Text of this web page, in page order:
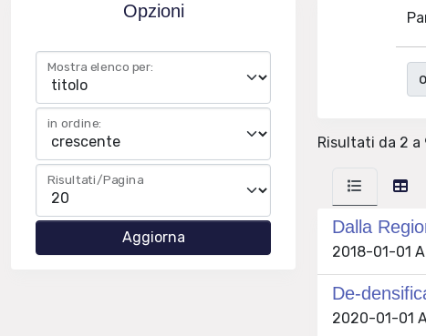
Opzioni
Mostra elenco per:
in ordine:
Risultati/Pagina
Risultati da 2 a
Dalla
2018-01-01
De-
2020-01-01